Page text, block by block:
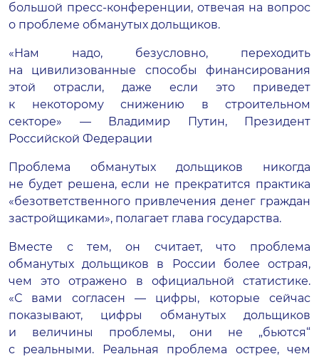
большой пресс-конференции, отвечая на вопрос
о проблеме обманутых дольщиков.
«Нам надо, безусловно, переходить
на цивилизованные способы финансирования
этой отрасли, даже если это приведет
к некоторому снижению в строительном
секторе» — Владимир Путин, Президент
Российской Федерации
Проблема обманутых дольщиков никогда
не будет решена, если не прекратится практика
«безответственного привлечения денег граждан
застройщиками», полагает глава государства.
Вместе с тем, он считает, что проблема
обманутых дольщиков в России более острая,
чем это отражено в официальной статистике.
«С вами согласен — цифры, которые сейчас
показывают, цифры обманутых дольщиков
и величины проблемы, они не „бьются“
с реальными. Реальная проблема острее, чем